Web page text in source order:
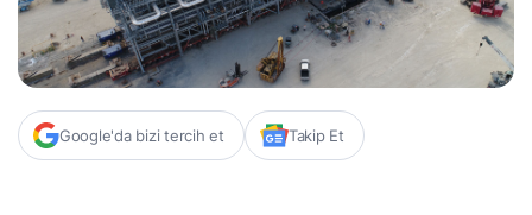
Google'da bizi tercih et Takip Et